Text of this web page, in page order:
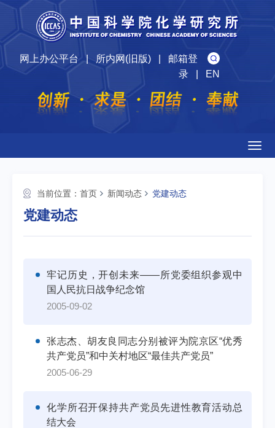
网上办公平台|所内网(旧版)| 邮箱登
录| EN
当前位置： 首页 新闻动态 党建动态
党建动态
牢记历史，开创未来——所党委组织参观中
国人民抗日战争纪念馆
2005-09-02
张志杰、胡友良同志分别被评为院京区“优秀
共产党员”和中关村地区“最佳共产党员”
2005-06-29
化学所召开保持共产党员先进性教育活动总
结大会